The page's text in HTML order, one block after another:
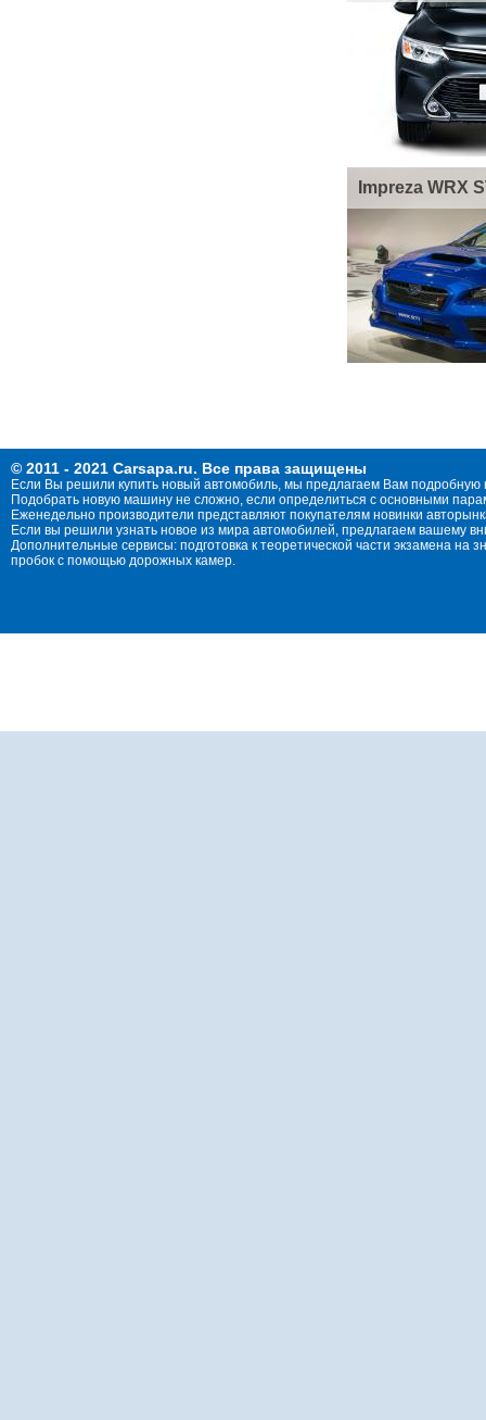
Impreza WRX
© 2011 - 2021 Carsapa.ru. Все права защищены
Если Вы решили купить новый автомобиль, мы предлагаем Вам
Подобрать новую машину не сложно, если определиться с основными
Еженедельно производители представляют покупателям новинки
Если вы решили узнать новое из мира автомобилей, предлагаем вашему
Дополнительные сервисы: подготовка к теоретической части экзамена
пробок с помощью дорожных камер.